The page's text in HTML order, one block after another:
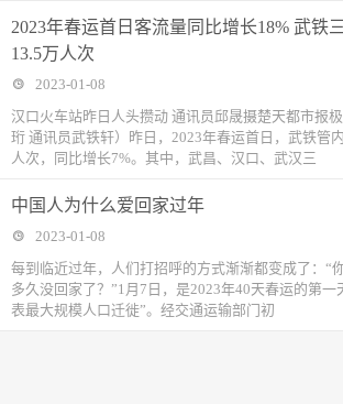
2023年春运首日客流量同比增长18% 武铁
13.5万人次
2023-01-08
汉口火车站昨日人头攒动 通讯员邱晟摄楚天都市报
珩 通讯员武铁轩）昨日，2023年春运首日，武铁管
人次，同比增长7%。其中，武昌、汉口、武汉三
中国人为什么爱回家过年
2023-01-08
每到临近过年，人们打招呼的方式渐渐都变成了：“
多久没回家了？”1月7日，是2023年40天春运的第一
表最大规模人口迁徙”。经交通运输部门初